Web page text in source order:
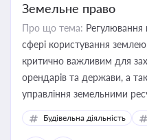
Земельне право
Про що тема: Регулювання
сфері користування
критично важливим для
орендарів та держави, а
управління земельними
Будівельна діяльність